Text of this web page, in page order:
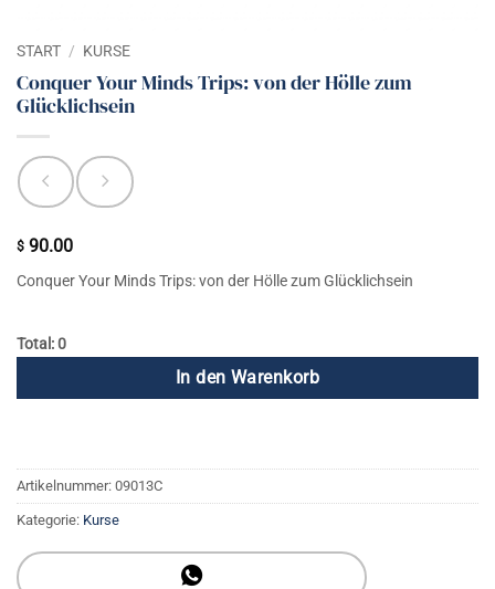
START / KURSE
Conquer Your Minds Trips: von der Hölle zum
Glücklichsein
$ 90.00
Conquer Your Minds Trips: von der Hölle zum Glücklichsein
Total: 0
In den Warenkorb
Artikelnummer: 09013C
Kategorie: Kurse